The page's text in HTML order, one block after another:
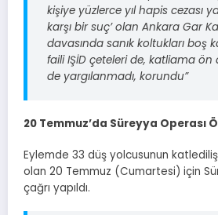
kişiye yüzlerce yıl hapis cezası
karşı bir suç’ olan Ankara Gar
davasında sanık koltukları boş
faili IŞİD çeteleri de, katliama
de yargılanmadı, korundu”
20 Temmuz’da Süreyya Operası
Eylemde 33 düş yolcusunun
olan 20 Temmuz (Cumartesi) için
çağrı yapıldı.